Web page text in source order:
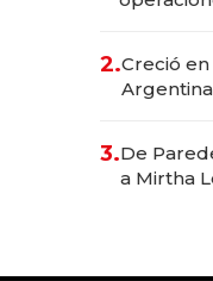
2.Creció
las
3.De
a Mirtha